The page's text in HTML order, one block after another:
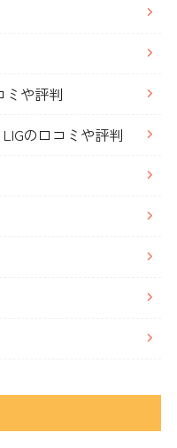
ミや評判
の口コミや評判